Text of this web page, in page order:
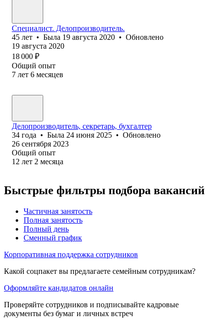
Специалист. Делопроизводитель.
45 лет • Была 19 августа 2020 • Обновлено
19 августа 2020
18 000 ₽
Общий опыт
7 лет 6 месяцев
Делопроизводитель, секретарь, бухгалтер
34 года • Была 24 июня 2025 • Обновлено
26 сентября 2023
Общий опыт
12 лет 2 месяца
Быстрые фильтры подбора вакансий
Частичная занятость
Полная занятость
Полный день
Сменный график
Корпоративная поддержка сотрудников
Какой соцпакет вы предлагаете семейным сотрудникам?
Оформляйте кандидатов онлайн
Проверяйте сотрудников и подписывайте кадровые
документы без бумаг и личных встреч